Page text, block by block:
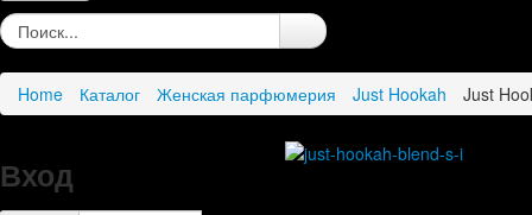
Главная
О нас
Правила
Каталог
Home Каталог Женская парфюмерия Just Hookah Just
Вход